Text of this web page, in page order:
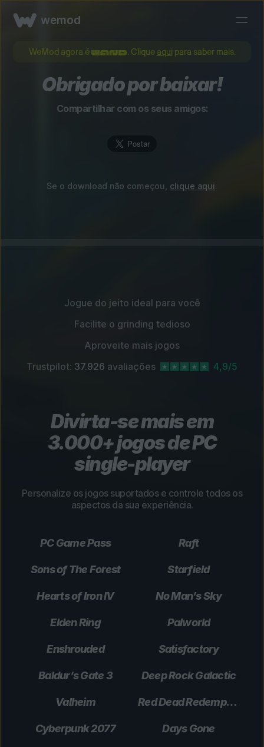
wemod
WeMod agora é . Clique aqui para saber mais.
Obrigado por baixar!
Compartilhar com os seus amigos:
Se o download não começou, clique aqui.
Jogue do jeito ideal para você
Facilite o grinding tedioso
Aproveite mais jogos
Trustpilot: 37.926 avaliações 4,9/5
Divirta-se mais em
3.000+ jogos de PC
single-player
Personalize os jogos suportados e controle todos os
aspectos da sua experiência.
PC Game Pass Raft
Sons of The Forest Starfield
Hearts of Iron IV No Man’s Sky
Elden Ring Palworld
Enshrouded Satisfactory
Baldur’s Gate 3 Deep Rock Galactic
Valheim Red Dead Redemption 2
Cyberpunk 2077 Days Gone